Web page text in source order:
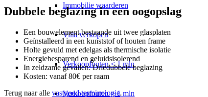
Immobilie waarderen
Villa verkopen
Verkoopfouten < 1 mln
Verkoopfouten > 1 mln
Dubbele beglazing in een oogopslag
Een bouwelement bestaande uit twee glasplaten
Geïnstalleerd in een kunststof of houten frame
Holte gevuld met edelgas als thermische isolatie
Energiebesparend en geluidsisolerend
In zeldzame gevallen: Driedubbele beglazing
Kosten: vanaf 80€ per raam
Terug naar alle vastgoed terminologie.